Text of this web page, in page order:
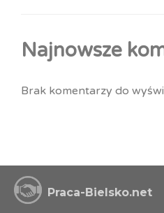
Najnowsze
Brak komentarzy do
Praca-Bielsko.net